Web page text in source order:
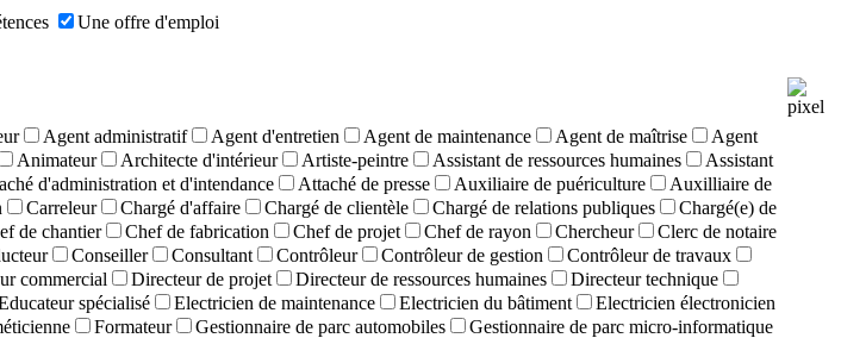
Une offre d'emploi
Agent administratif Agent d'entretien Agent de maintenance Agent de maîtrise
Agent
Animateur Architecte d'intérieur Artiste-peintre Assistant de ressources humaines
Assistant
d'administration et d'intendance Attaché de presse Auxiliaire de puériculture
Auxilliaire de
Carreleur Chargé d'affaire Chargé de clientèle Chargé de relations publiques
Chargé(e) de
de chantier Chef de fabrication Chef de projet Chef de rayon Chercheur
Clerc de notaire
Conseiller Consultant Contrôleur Contrôleur de gestion
Contrôleur de travaux
commercial Directeur de projet Directeur de ressources humaines
Directeur technique
spécialisé Electricien de maintenance Electricien du bâtiment
Electricien électronicien
Formateur Gestionnaire de parc automobiles
Gestionnaire de parc micro-informatique